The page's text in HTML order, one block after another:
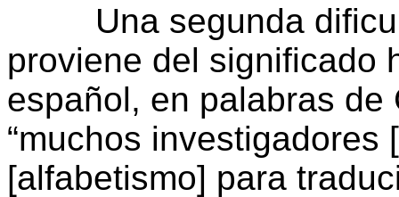
Una segunda
proviene del significado
español, en palabras
“muchos
[alfabetismo] para